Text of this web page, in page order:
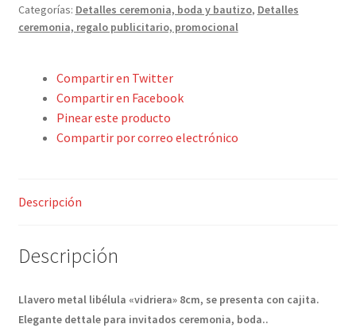
cantidad
Categorías: Detalles ceremonia, boda y bautizo, Detalles
ceremonia, regalo publicitario, promocional
Compartir en Twitter
Compartir en Facebook
Pinear este producto
Compartir por correo electrónico
Descripción
Descripción
Llavero metal libélula «vidriera» 8cm, se presenta con cajita.
Elegante dettale para invitados ceremonia, boda..